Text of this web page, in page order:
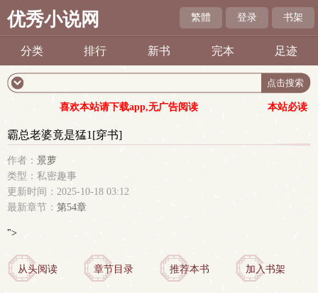
优秀小说网 繁體 登录 书架
分类 排行 新书 完本 足迹
喜欢本站请下载app,无广告阅读 本站必读
霸总老婆竟是猛1[穿书]
作者： 景萝
类型：私密趣事
更新时间：2025-10-18 03:12
最新章节： 第54章
">
从头阅读 章节目录 推荐本书 加入书架